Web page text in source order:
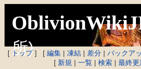
所)
[ トップ] [編集 |凍結 | 差分 |バックア
[ 新規 |一覧 |検索 |最終更